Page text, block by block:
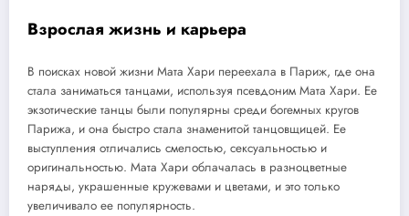
Взрослая жизнь и карьера
В поисках новой жизни Мата Хари переехала в Париж, где она
стала заниматься танцами, используя псевдоним Мата Хари. Ее
экзотические танцы были популярны среди богемных кругов
Парижа, и она быстро стала знаменитой танцовщицей. Ее
выступления отличались смелостью, сексуальностью и
оригинальностью. Мата Хари облачалась в разноцветные
наряды, украшенные кружевами и цветами, и это только
увеличивало ее популярность.